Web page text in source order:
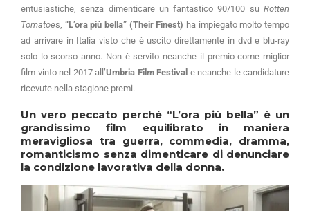
entusiastiche, senza dimenticare un fantastico 90/100 su Rotten
Tomatoes, “L’ora più bella” (Their Finest) ha impiegato molto tempo
ad arrivare in Italia visto che è uscito direttamente in dvd e blu-ray
solo lo scorso anno. Non è servito neanche il premio come miglior
film vinto nel 2017 all’Umbria Film Festival e neanche le candidature
ricevute nella stagione premi.
Un vero peccato perché “L’ora più bella” è un
grandissimo film equilibrato in maniera
meravigliosa tra guerra, commedia, dramma,
romanticismo senza dimenticare di denunciare
la condizione lavorativa della donna.